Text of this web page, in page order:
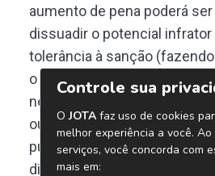
aumento de pena poderá
dissuadir o potencial
tolerância à sanção
o benefício esperado com o
negativo), sem que o
outro indivíduo de maior
punição. Por isso encontrar o
dissuasão eficiente